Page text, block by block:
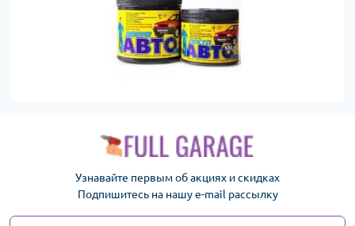
Узнавайте первым об акциях и скидках
Подпишитесь на нашу e-mail рассылку